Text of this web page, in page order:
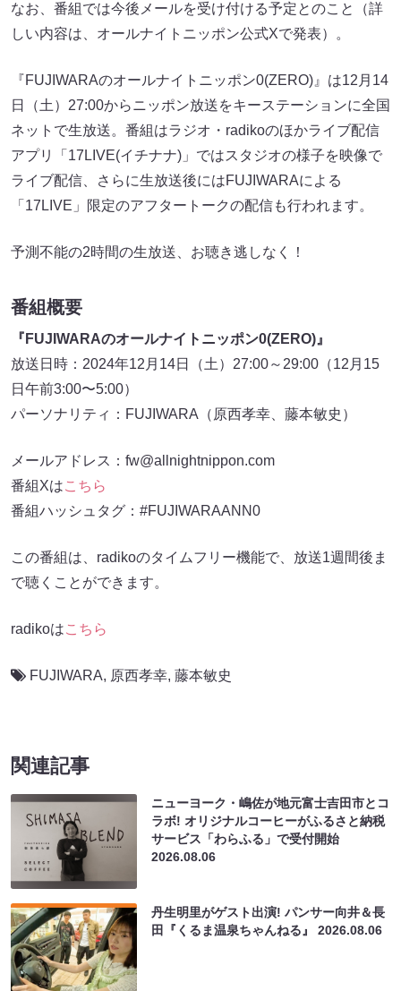
なお、番組では今後メールを受け付ける予定とのこと（詳
しい内容は、オールナイトニッポン公式Xで発表）。
『FUJIWARAのオールナイトニッポン0(ZERO)』は12月14
日（土）27:00からニッポン放送をキーステーションに全国
ネットで生放送。番組はラジオ・radikoのほかライブ配信
アプリ「17LIVE(イチナナ)」ではスタジオの様子を映像で
ライブ配信、さらに生放送後にはFUJIWARAによる
「17LIVE」限定のアフタートークの配信も行われます。
予測不能の2時間の生放送、お聴き逃しなく！
番組概要
『FUJIWARAのオールナイトニッポン0(ZERO)』
放送日時：2024年12月14日（土）27:00～29:00（12月15
日午前3:00〜5:00）
パーソナリティ：FUJIWARA（原西孝幸、藤本敏史）
メールアドレス：fw@allnightnippon.com
番組Xはこちら
番組ハッシュタグ：#FUJIWARAANN0
この番組は、radikoのタイムフリー機能で、放送1週間後ま
で聴くことができます。
radikoはこちら
FUJIWARA, 原西孝幸, 藤本敏史
関連記事
ニューヨーク・嶋佐が地元富士吉田市とコ
ラボ! オリジナルコーヒーがふるさと納税
サービス「わらふる」で受付開始
2026.08.06
丹生明里がゲスト出演! パンサー向井＆長
田『くるま温泉ちゃんねる』2026.08.06